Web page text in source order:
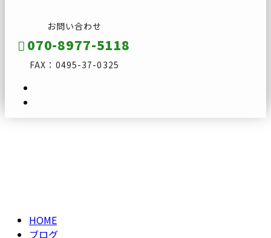
お問い合わせ
070-8977-5118
FAX：0495-37-0325
HOME
ブログ